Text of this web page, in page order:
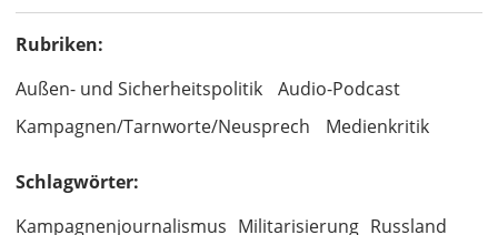
Rubriken:
Außen- und Sicherheitspolitik
Audio-Podcast
Kampagnen/Tarnworte/Neusprech
Medienkritik
Schlagwörter:
Kampagnenjournalismus Militarisierung Russland